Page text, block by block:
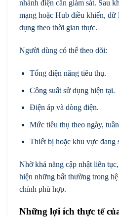
nhánh điện cần giám sát. Sau
mạng hoặc Hub điều khiển,
dụng theo thời gian thực.
Người dùng có thể theo dõi:
Tổng điện năng tiêu thụ.
Công suất sử dụng hiện tại.
Điện áp và dòng điện.
Mức tiêu thụ theo ngày,
Thiết bị hoặc khu vực đang
Nhờ khả năng cập nhật liên
hiện những bất thường trong
chỉnh phù hợp.
Những lợi ích thực tế